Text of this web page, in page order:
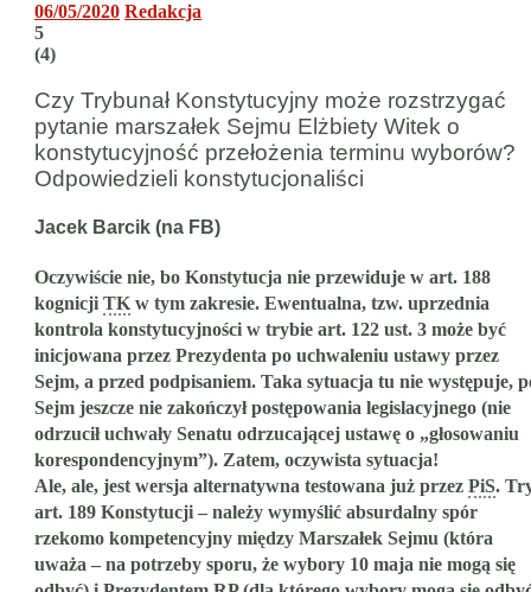
06/05/2020 Redakcja
5
(4)
Czy Trybunał Konstytucyjny może rozstrzygać
pytanie marszałek Sejmu Elżbiety Witek o
konstytucyjność przełożenia terminu wyborów?
Odpowiedzieli konstytucjonaliści
Jacek Barcik (na FB)
Oczywiście nie, bo Konstytucja nie przewiduje w art. 188
kognicji TK w tym zakresie. Ewentualna, tzw. uprzednia
kontrola konstytucyjności w trybie art. 122 ust. 3 może być
inicjowana przez Prezydenta po uchwaleniu ustawy przez
Sejm, a przed podpisaniem. Taka sytuacja tu nie występuje,
Sejm jeszcze nie zakończył postępowania legislacyjnego (nie
odrzucił uchwały Senatu odrzucającej ustawę o „głosowaniu
korespondencyjnym”). Zatem, oczywista sytuacja!
Ale, ale, jest wersja alternatywna testowana już przez PiS.
art. 189 Konstytucji – należy wymyślić absurdalny spór
rzekomo kompetencyjny między Marszałek Sejmu (która
uważa – na potrzeby sporu, że wybory 10 maja nie mogą się